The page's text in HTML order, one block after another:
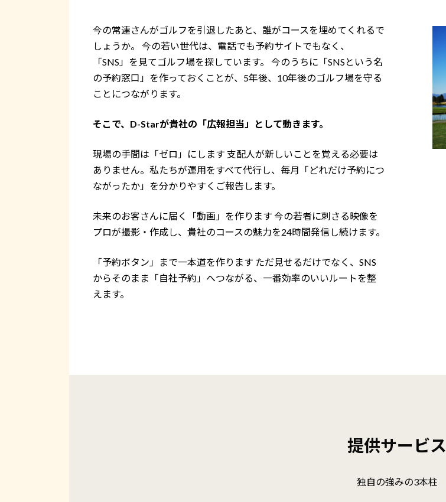
今の常連さんがゴルフを引退したあと、誰がコースを埋めてくれるで
しょうか。 今の若い世代は、電話でも予約サイトでもなく、
「SNS」を見てゴルフ場を探しています。 今のうちに「SNSという名
の予約窓口」を作っておくことが、5年後、10年後のゴルフ場を守る
ことにつながります。
そこで、D-Starが貴社の「広報担当」として動きます。
現場の手間は「ゼロ」にします 支配人が新しいことを覚える必要は
ありません。私たちが運用をすべて代行し、毎月「どれだけ予約につ
ながったか」を分かりやすくご報告します。
未来のお客さんに届く「動画」を作ります 今の若者に刺さる映像を
プロが撮影・作成し、貴社のコースの魅力を24時間発信し続けます。
「予約ボタン」まで一本道を作ります ただ見せるだけでなく、SNS
からそのまま「自社予約」へつながる、一番効率のいいルートを整
えます。
提供サービス
独自の強みの3本柱